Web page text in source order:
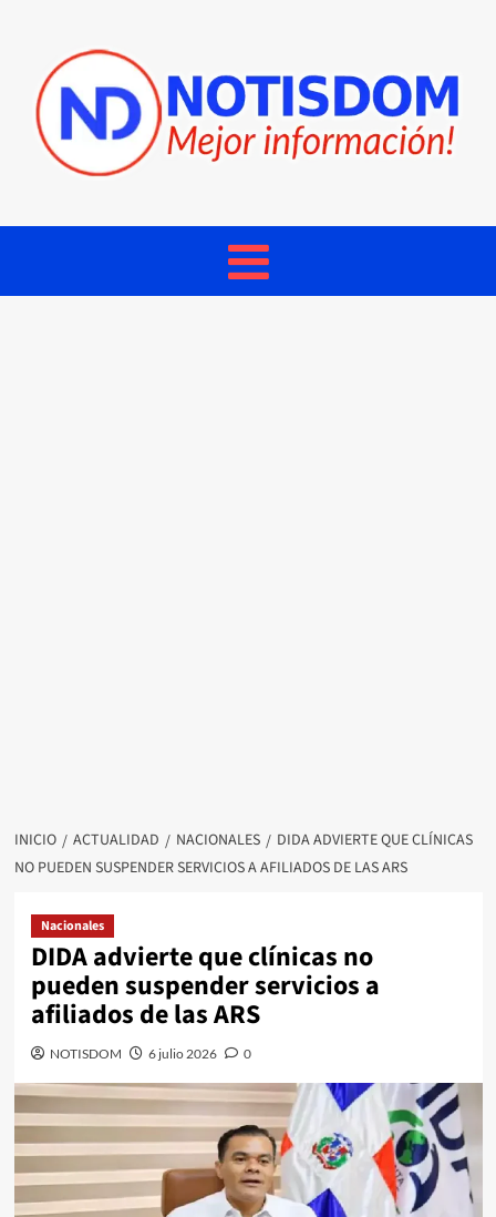
INICIO ACTUALIDAD NACIONALES
DIDA ADVIERTE QUE CLÍNICAS
NO PUEDEN SUSPENDER SERVICIOS A AFILIADOS DE LAS ARS
Nacionales
DIDA advierte que clínicas no
pueden suspender servicios a
afiliados de las ARS
NOTISDOM 6 julio 2026 0